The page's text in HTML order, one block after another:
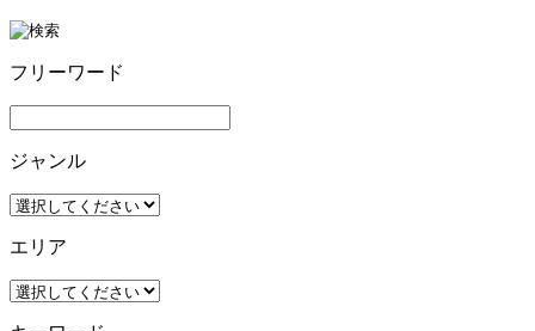
フリーワード
ジャンル
エリア